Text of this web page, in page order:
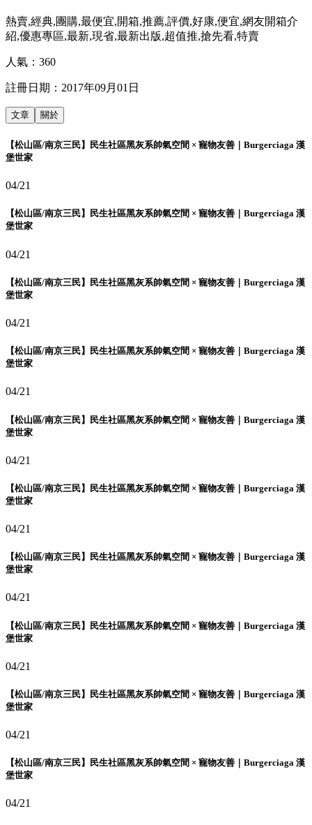
熱賣,經典,團購,最便宜,開箱,推薦,評價,好康,便宜,網友開箱介
紹,優惠專區,最新,現省,最新出版,超值推,搶先看,特賣
人氣： 360
註冊日期： 2017年09月01日
文章 關於
【松山區/南京三民】民生社區黑灰系帥氣空間 × 寵物友善｜Burgerciaga 漢
堡世家
04/21
【松山區/南京三民】民生社區黑灰系帥氣空間 × 寵物友善｜Burgerciaga 漢
堡世家
04/21
【松山區/南京三民】民生社區黑灰系帥氣空間 × 寵物友善｜Burgerciaga 漢
堡世家
04/21
【松山區/南京三民】民生社區黑灰系帥氣空間 × 寵物友善｜Burgerciaga 漢
堡世家
04/21
【松山區/南京三民】民生社區黑灰系帥氣空間 × 寵物友善｜Burgerciaga 漢
堡世家
04/21
【松山區/南京三民】民生社區黑灰系帥氣空間 × 寵物友善｜Burgerciaga 漢
堡世家
04/21
【松山區/南京三民】民生社區黑灰系帥氣空間 × 寵物友善｜Burgerciaga 漢
堡世家
04/21
【松山區/南京三民】民生社區黑灰系帥氣空間 × 寵物友善｜Burgerciaga 漢
堡世家
04/21
【松山區/南京三民】民生社區黑灰系帥氣空間 × 寵物友善｜Burgerciaga 漢
堡世家
04/21
【松山區/南京三民】民生社區黑灰系帥氣空間 × 寵物友善｜Burgerciaga 漢
堡世家
04/21